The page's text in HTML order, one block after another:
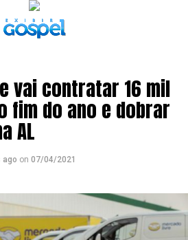
vai contratar 16 mil
fim do ano e dobrar
AL
ago on 07/04/2021